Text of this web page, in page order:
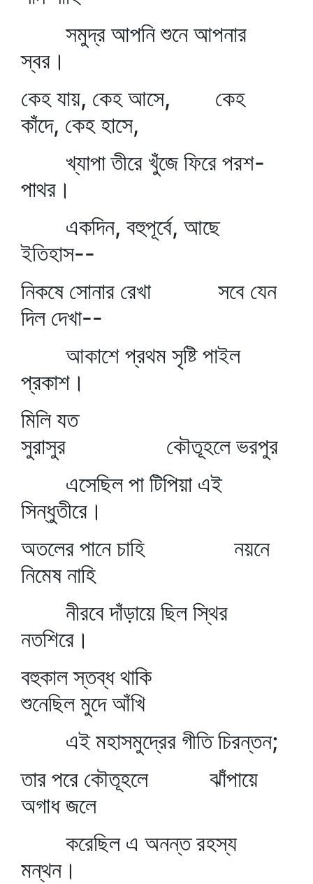
সমুদ্র আপনি শুনে আপনার
স্বর।
কেহ যায়, কেহ আসে, কেহ
কাঁদে, কেহ হাসে,
খ্যাপা তীরে খুঁজে ফিরে পরশ-
পাথর।
একদিন, বহুপূর্বে, আছে
ইতিহাস--
নিকষে সোনার রেখা সবে যেন
দিল দেখা--
আকাশে প্রথম সৃষ্টি পাইল
প্রকাশ।
মিলি যত
সুরাসুর কৌতূহলে ভরপুর
এসেছিল পা টিপিয়া এই
সিন্ধুতীরে।
অতলের পানে চাহি নয়নে
নিমেষ নাহি
নীরবে দাঁড়ায়ে ছিল স্থির
নতশিরে।
বহুকাল স্তব্ধ থাকি
শুনেছিল মুদে আঁখি
এই মহাসমুদ্রের গীতি চিরন্তন;
তার পরে কৌতূহলে ঝাঁপায়ে
অগাধ জলে
করেছিল এ অনন্ত রহস্য
মন্থন।